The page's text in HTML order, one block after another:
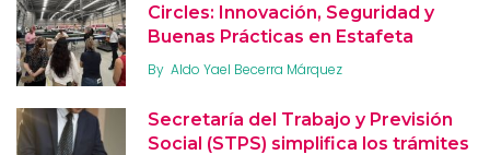
Circles: Innovación, Seguridad y
Buenas Prácticas en Estafeta
By Aldo Yael Becerra Márquez
Secretaría del Trabajo y Previsión
Social (STPS) simplifica los trámites